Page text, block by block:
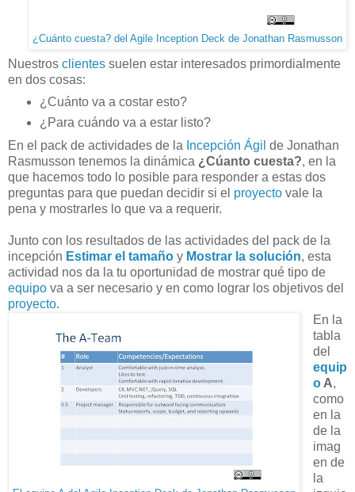
¿Cuánto cuesta? del Agile Inception Deck de Jonathan Rasmusson
Nuestros clientes suelen estar interesados primordialmente
en dos cosas:
¿Cuánto va a costar esto?
¿Para cuándo va a estar listo?
En el pack de actividades de la Incepción Ágil de Jonathan
Rasmusson tenemos la dinámica ¿Cúanto cuesta?, en la
que hacemos todo lo posible para responder a estas dos
preguntas para que puedan decidir si el proyecto vale la
pena y mostrarles lo que va a requerir.
Junto con los resultados de las actividades del pack de la
incepción Estimar el tamaño y Mostrar la solución, esta
actividad nos da la tu oportunidad de mostrar qué tipo de
equipo va a ser necesario y en como lograr los objetivos del
proyecto.
En la
tabla
del
equip
oA,
como
en la
de la
imag
en de
la